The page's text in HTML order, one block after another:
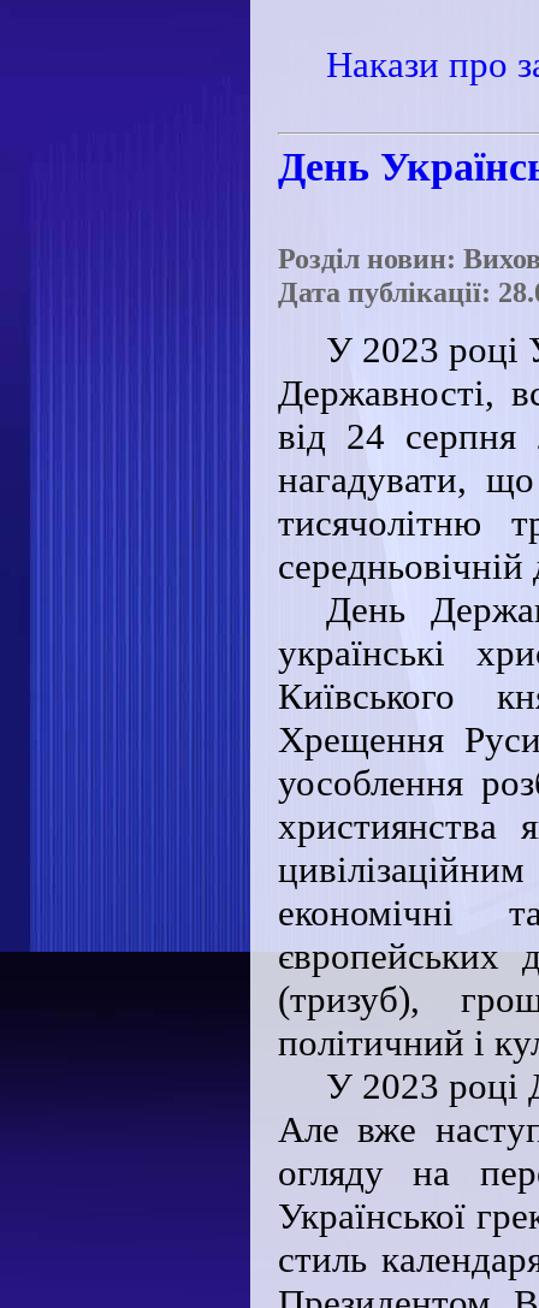
Накази про
День
Розділ новин:
Дата публікації:
У 2023 році
Державності,
від 24 серпня
нагадувати,
тисячолітню
День
українські
Київського
Хрещення
уособлення
християнства
економічні
європейських
(тризуб),
політичний і
У 2023 році
Але вже
огляду на
Української
стиль